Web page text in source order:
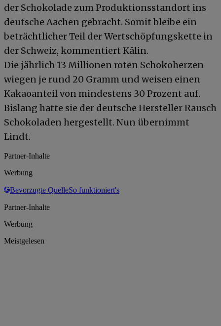
der Schokolade zum Produktionsstandort ins
deutsche Aachen gebracht. Somit bleibe ein
beträchtlicher Teil der Wertschöpfungskette in
der Schweiz, kommentiert Kälin.
Die jährlich 13 Millionen roten Schokoherzen
wiegen je rund 20 Gramm und weisen einen
Kakaoanteil von mindestens 30 Prozent auf.
Bislang hatte sie der deutsche Hersteller Rausch
Schokoladen hergestellt. Nun übernimmt
Lindt.
Partner-Inhalte
Werbung
Bevorzugte QuelleSo funktioniert's
Partner-Inhalte
Werbung
Meistgelesen